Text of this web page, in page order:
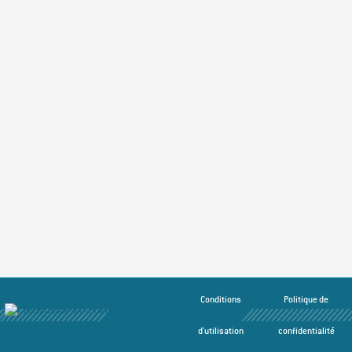
Conditions
d'utilisation
Politique de
confidentialité